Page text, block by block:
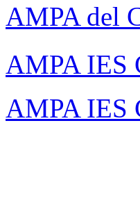
AMPA del
AMPA IES
AMPA IES